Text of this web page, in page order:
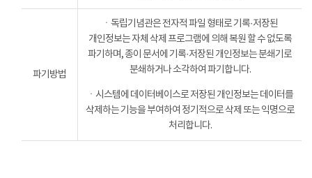
파기방법
ㆍ독립기념관은 전자적 파일 형태로 기록·저장된
개인정보는 자체 삭제 프로그램에 의해 복원 할 수 없도록
파기하며, 종이 문서에 기록·저장된 개인정보는 분쇄기로
분쇄하거나 소각하여 파기합니다.
ㆍ시스템에 데이터베이스로 저장된 개인정보는 데이터를
삭제하는 기능을 부여하여 정기적으로 삭제 또는 익명으로
처리합니다.